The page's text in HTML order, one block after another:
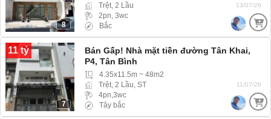
8
Trệt, 2 Lầu
2pn, 3wc
Bắc
13/07/26
11 tỷ
7
Bán Gấp! Nhà mặt tiền đường Tân Khai,
P4, Tân Bình
4.35x11.5m ~ 48m2
Trệt, 2 Lầu, ST
4pn,3wc
Tây bắc
11/07/26